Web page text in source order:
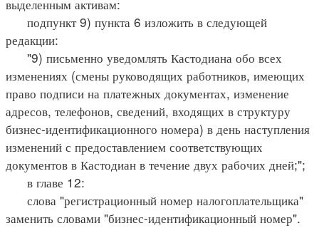
выделенным активам:
подпункт 9) пункта 6 изложить в следующей
редакции:
"9) письменно уведомлять Кастодиана обо всех
изменениях (смены руководящих работников, имеющих
право подписи на платежных документах, изменение
адресов, телефонов, сведений, входящих в структуру
бизнес-идентификационного номера) в день наступления
изменений с предоставлением соответствующих
документов в Кастодиан в течение двух рабочих дней;";
в главе 12:
слова "регистрационный номер налогоплательщика"
заменить словами "бизнес-идентификационный номер".